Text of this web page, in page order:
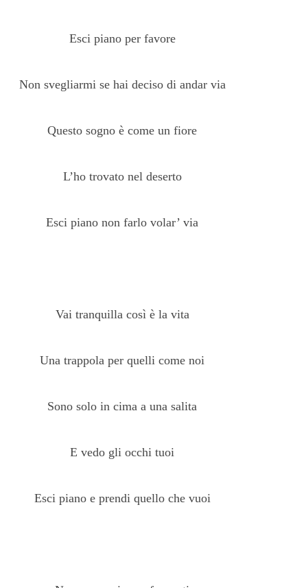
Esci piano per favore
Non svegliarmi se hai deciso di andar via
Questo sogno è come un fiore
L’ho trovato nel deserto
Esci piano non farlo volar’ via
Vai tranquilla così è la vita
Una trappola per quelli come noi
Sono solo in cima a una salita
E vedo gli occhi tuoi
Esci piano e prendi quello che vuoi